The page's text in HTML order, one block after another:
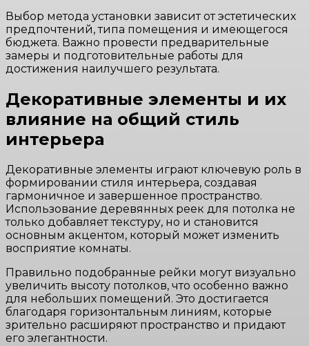
Выбор метода установки зависит от эстетических
предпочтений, типа помещения и имеющегося
бюджета. Важно провести предварительные
замеры и подготовительные работы для
достижения наилучшего результата.
Декоративные элементы и их
влияние на общий стиль
интерьера
Декоративные элементы играют ключевую роль в
формировании стиля интерьера, создавая
гармоничное и завершенное пространство.
Использование деревянных реек для потолка не
только добавляет текстуру, но и становится
основным акцентом, который может изменить
восприятие комнаты.
Правильно подобранные рейки могут визуально
увеличить высоту потолков, что особенно важно
для небольших помещений. Это достигается
благодаря горизонтальным линиям, которые
зрительно расширяют пространство и придают
его элегантности.